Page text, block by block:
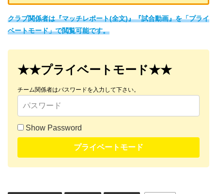
クラブ関係者は『マッチレポート(全文)』『試合動画』を「プライ
ベートモード」で閲覧可能です。
★★プライベートモード★★
チーム関係者はパスワードを入力して下さい。
Show Password
プライベートモード